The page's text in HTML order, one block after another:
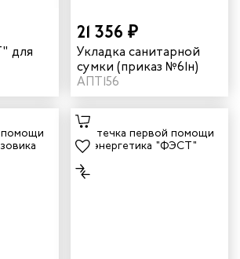
для
21 356 ₽
Укладка санитарной
сумки (приказ №61н)
АПТ156